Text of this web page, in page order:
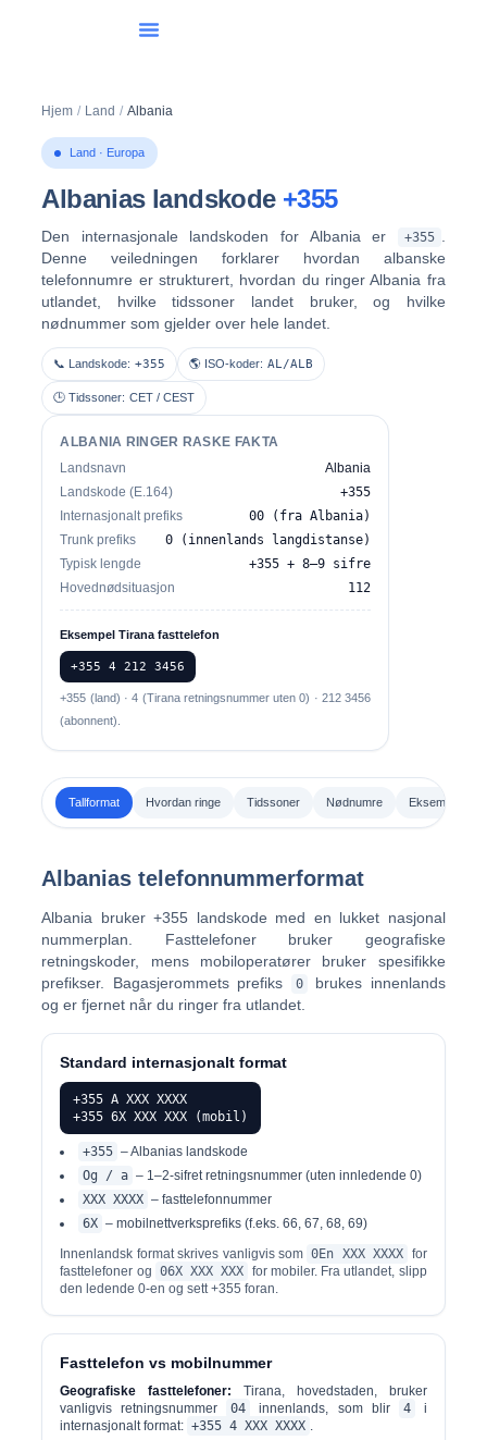
Hjem / Land / Albania
Land · Europa
Albanias landskode +355
Den internasjonale landskoden for Albania er +355
Denne veiledningen forklarer hvordan albanske
telefonnumre er strukturert, hvordan du ringer Albania fra
utlandet, hvilke tidssoner landet bruker, og hvilke
nødnummer som gjelder over hele landet.
📞 Landskode: +355 🌎 ISO-koder: AL/ALB
🕒 Tidssoner: CET / CEST
ALBANIA RINGER RASKE FAKTA
Landsnavn
Albania
Landskode (E.164)
+355
Internasjonalt prefiks
00 (fra Albania)
Trunk prefiks
0 (innenlands langdistanse)
Typisk lengde
+355 + 8–9 sifre
Hovednødsituasjon
112
Eksempel Tirana fasttelefon
+355 4 212 3456
+355 (land) · 4 (Tirana retningsnummer uten 0) · 212 3456
(abonnent).
Tallformat Hvordan ringe Tidssoner Nødnumre
Albanias telefonnummerformat
Albania bruker+355 landskode med en lukket nasjonal
nummerplan. Fasttelefoner bruker geografiske
retningskoder, mens mobiloperatører bruker spesifikke
prefikser. Bagasjerommets prefiks
0
brukes innenlands
og erfjernet når du ringer fra utlandet.
Standard internasjonalt format
+355 A XXX XXXX
+355 6X XXX XXX (mobil)
+355 – Albanias landskode
Og / a – 1–2-sifret retningsnummer (uten innledende 0)
XXX XXXX – fasttelefonnummer
6X – mobilnettverksprefiks (f.eks. 66, 67, 68, 69)
Innenlandsk format skrives vanligvis som 0En XXX XXXX for
fasttelefoner og 06X XXX XXX for mobiler. Fra utlandet, slipp
den ledende 0-en og sett +355 foran.
Fasttelefon vs mobilnummer
Geografiske fasttelefoner: Tirana, hovedstaden, bruker
vanligvis retningsnummer
04 innenlands, som blir 4
i
internasjonalt format: +355 4 XXX XXXX .